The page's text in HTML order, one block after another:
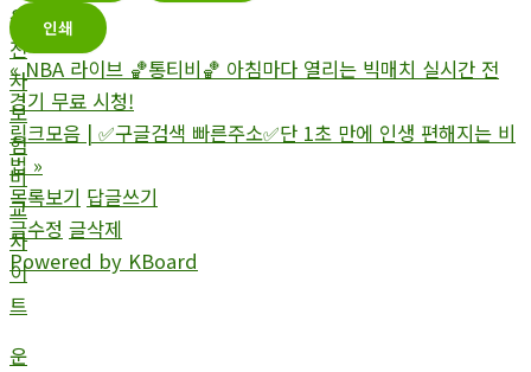
운
전
자
보
험
비
교
사
이
트
운
인쇄
« NBA 라이브 🏀통티비🏀 아침마다 열리는 빅매치 실시간 전
경기 무료 시청!
링크모음 | ✅구글검색 빠른주소✅단 1초 만에 인생 편해지는 비
법 »
목록보기 답글쓰기
글수정 글삭제
Powered by KBoard